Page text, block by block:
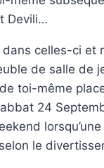
Devili…
celles-ci et
de salle de
toi-même
24
le